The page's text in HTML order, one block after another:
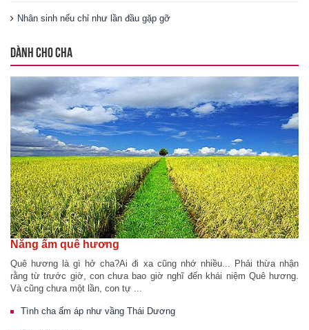
Nhân sinh nếu chỉ như lần đầu gặp gỡ
DÀNH CHO CHA
Nắng ấm quê hương
Quê hương là gì hở cha?Ai đi xa cũng nhớ nhiều... Phải thừa nhận
rằng từ trước giờ, con chưa bao giờ nghĩ đến khái niệm Quê hương.
Và cũng chưa một lần, con tự ...
Tình cha ấm áp như vầng Thái Dương